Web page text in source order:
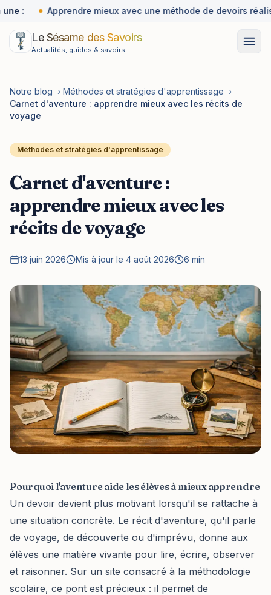
: Apprendre mieux avec une méthode de devoirs
Le Sésame des Savoirs
Actualités, guides & savoirs
Notre blog › Méthodes et stratégies d'apprentissage ›
Carnet d'aventure : apprendre mieux avec les récits de
voyage
Méthodes et stratégies d'apprentissage
Carnet d'aventure :
apprendre mieux avec les
récits de voyage
13 juin 2026 Mis à jour le 4 août 2026 6 min
Pourquoi l'aventure aide les élèves à mieux apprendre
Un devoir devient plus motivant lorsqu'il se rattache à
une situation concrète. Le récit d'aventure, qu'il parle
de voyage, de découverte ou d'imprévu, donne aux
élèves une matière vivante pour lire, écrire, observer
et raisonner. Sur un site consacré à la méthodologie
scolaire, ce pont est précieux : il permet de